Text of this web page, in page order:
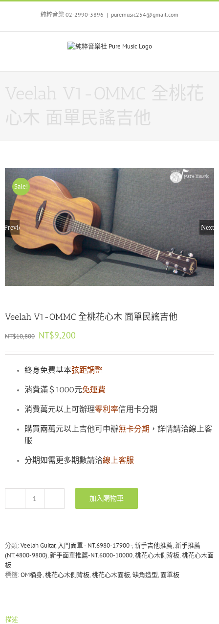
Skip
純粹音樂 02-2990-3896 | puremusic254@gmail.com
Veelah V1-OMMC 全桃花
心木 面單民謠吉他
Sale!
Previous Next
Veelah V1-OMMC 全桃花心木 面單民謠吉他
NT$10,800 原
價
NT$10,800。
NT$9,200
價
NT$9,200。
終身免費基本弦距調整
消費滿＄1000元免運費
消費萬元以上可辦理零利率信用卡分期
購買兩萬元以上吉他可申辦無卡分期 ，詳情請洽線上客
服
分期如需更多期數請洽線上客服
Veelah
桃
花
木
面
加入購物車
分類:Veelah Guitar, 入門面單 - NT.6980-17900 -,新手吉他推薦,新手推薦
(NT.4800-9800),新手面單推薦-NT.6000-10000,桃花心木側背板,桃花心木面
板
標籤:OM桶身,桃花心木側背板,桃花心木面板,缺角造型,面單板
描述